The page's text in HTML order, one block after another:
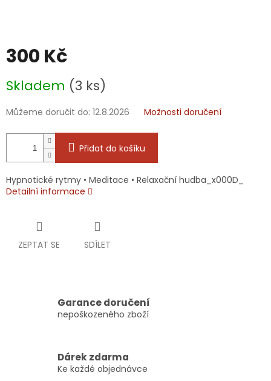
300 Kč
cena:
Skladem (3 ks)
Můžeme doručit do: 12.8.2026 Možnosti doručení
Přidat do košíku
Hypnotické rytmy • Meditace • Relaxační hudba_x000D_
Detailní informace
ZEPTAT SE SDÍLET
Garance doručení
nepoškozeného zboží
Dárek zdarma
Ke každé objednávce